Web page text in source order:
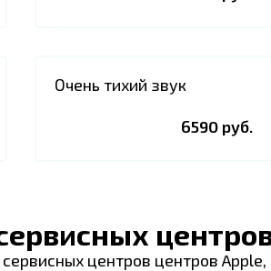
Очень тихий звук
6590 руб.
центров центров